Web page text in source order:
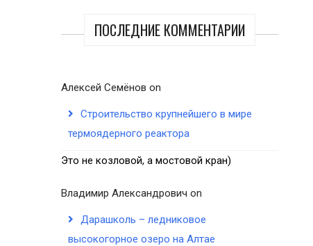
ПОСЛЕДНИЕ КОММЕНТАРИИ
Алексей Семёнов on
Строительство крупнейшего в мире
термоядерного реактора
Это не козловой, а мостовой кран)
Владимир Александрович on
Дарашколь – ледниковое
высокогорное озеро на Алтае